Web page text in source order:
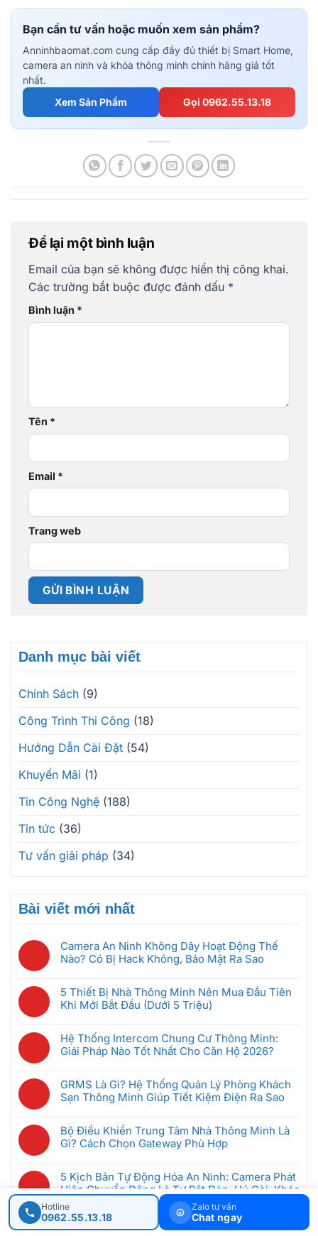
Bạn cần tư vấn hoặc muốn xem sản phẩm?
Anninhbaomat.com cung cấp đầy đủ thiết bị Smart Home,
camera an ninh và khóa thông minh chính hãng giá tốt
nhất.
Xem Sản Phẩm
Gọi 0962.55.13.18
Để lại một bình luận
Email của bạn sẽ không được hiển thị công khai.
Các trường bắt buộc được đánh dấu *
Bình luận *
Tên *
Email *
Trang web
Danh mục bài viết
Chính Sách (9)
Công Trình Thi Công (18)
Hướng Dẫn Cài Đặt (54)
Khuyến Mãi (1)
Tin Công Nghệ (188)
Tin tức (36)
Tư vấn giải pháp (34)
Bài viết mới nhất
Camera An Ninh Không Dây Hoạt Động Thế
Nào? Có Bị Hack Không, Bảo Mật Ra Sao
có
bình
luận
Camera
An
Dây
Hoạt
Thế
Nào?
Hack
Không,
Bảo
Mật
Ra
5 Thiết Bị Nhà Thông Minh Nên Mua Đầu Tiên
Khi Mới Bắt Đầu (Dưới 5 Triệu)
có
bình
luận
5
Thiết
Thông
Minh
Mua
Đầu
Tiên
Khi
Mới
Hệ Thống Intercom Chung Cư Thông Minh:
Giải Pháp Nào Tốt Nhất Cho Căn Hộ 2026?
có
bình
luận
Hệ
Thống
Cư
Thông
Minh:
Giải
Pháp
GRMS Là Gì? Hệ Thống Quản Lý Phòng Khách
Sạn Thông Minh Giúp Tiết Kiệm Điện Ra Sao
có
bình
luận
GRMS
Là
Gì?
Hệ
Thống
Bộ Điều Khiển Trung Tâm Nhà Thông Minh Là
Gì? Cách Chọn Gateway Phù Hợp
có
bình
luận
ở
Bộ
5 Kịch Bản Tự Động Hóa An Ninh: Camera Phát
Hiện Chuyển Động Là Tự Bật Đèn, Hú Còi, Khóa
Cửa
Không
có
Hotline
0962.55.13.18
Zalo tư vấn
Chat ngay